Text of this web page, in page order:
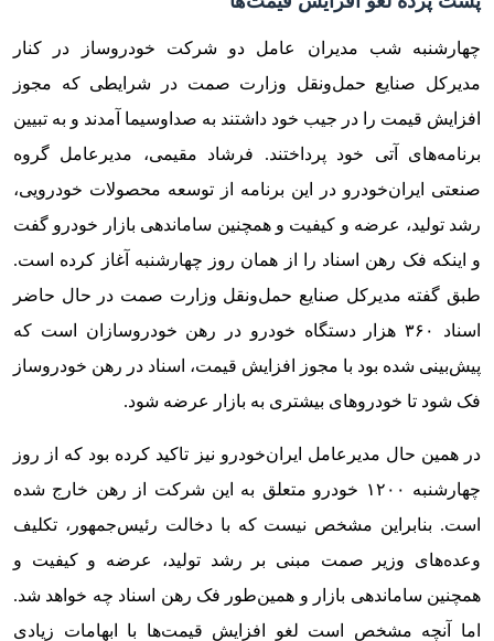
چهارشنبه شب مدیران عامل دو شرکت خودروساز در کنار
مدیرکل صنایع حمل‌ونقل وزارت صمت در شرایطی که مجوز
افزایش قیمت را در جیب خود داشتند به صدا‌و‌سیما آمدند و به تبیین
برنامه‌های آتی خود پرداختند. فرشاد مقیمی، مدیرعامل گروه
صنعتی ایران‌خودرو در این برنامه از توسعه محصولات خودرویی،
رشد تولید، عرضه و کیفیت و همچنین ساماندهی بازار خودرو گفت
و اینکه فک رهن اسناد را از همان روز چهارشنبه آغاز کرده است.
طبق گفته مدیرکل صنایع حمل‌ونقل وزارت صمت در حال حاضر
اسناد ۳۶۰ هزار دستگاه خودرو در رهن خودروسازان است که
پیش‌بینی شده بود با مجوز افزایش قیمت، اسناد در رهن خودروساز
فک شود تا خودروهای بیشتری به بازار عرضه شود.
در همین حال مدیرعامل ایران‌خودرو نیز تاکید کرده بود که از روز
چهارشنبه ۱۲۰۰ خودرو متعلق به این شرکت از رهن خارج شده
است. بنابراین مشخص نیست که با دخالت رئیس‌جمهور، تکلیف
وعده‌های وزیر صمت مبنی بر رشد تولید، عرضه و کیفیت و
همچنین ساماندهی بازار و همین‌طور فک رهن اسناد چه خواهد شد.
اما آنچه مشخص است لغو افزایش قیمت‌ها با ابهامات زیادی